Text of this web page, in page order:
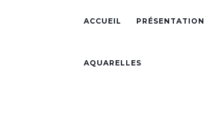
ACCUEIL PRÉSENTATION
AQUARELLES